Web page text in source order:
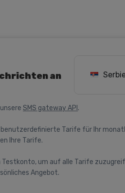
an
SMS gateway API .
Tarife für Ihr
Ihre Tarife.
Testkonto, um auf alle Tarife
Angebot.